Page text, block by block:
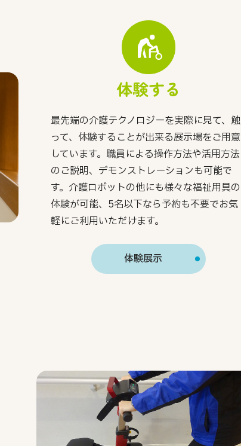
体験する
最先端の介護テクノロジーを実際に見て、触
って、体験することが出来る展示場をご用意
しています。職員による操作方法や活用方法
のご説明、デモンストレーションも可能で
す。介護ロボットの他にも様々な福祉用具の
体験が可能、5名以下なら予約も不要でお気
軽にご利用いただけます。
体験展示